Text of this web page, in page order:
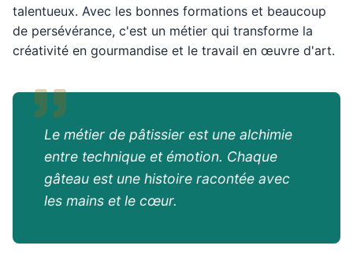
talentueux. Avec les bonnes formations et beaucoup
de persévérance, c'est un métier qui transforme la
créativité en gourmandise et le travail en œuvre d'art.
Le métier de pâtissier est une alchimie
entre technique et émotion. Chaque
gâteau est une histoire racontée avec
les mains et le cœur.